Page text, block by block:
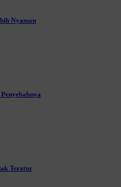
Nyaman
Teratur